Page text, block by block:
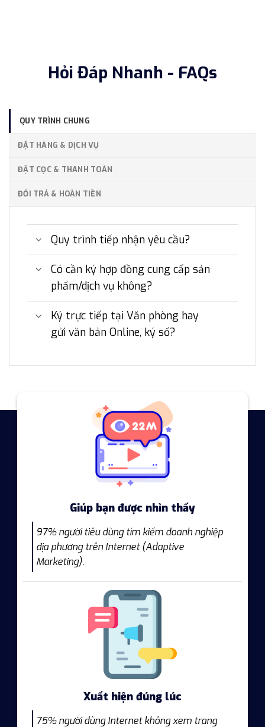
Hỏi Đáp Nhanh - FAQs
QUY TRÌNH CHUNG
ĐẶT HÀNG & DỊCH VỤ
ĐẶT CỌC & THANH TOÁN
ĐỔI TRẢ & HOÀN TIỀN
Quy trình tiếp nhận yêu cầu?
Có cần ký hợp đồng cung cấp sản
phẩm/dịch vụ không?
Ký trực tiếp tại Văn phòng hay
gửi văn bản Online, ký số?
Giúp bạn được nhìn thấy
97% người tiêu dùng tìm kiếm doanh nghiệp
địa phương trên Internet (Adaptive
Marketing).
Xuất hiện đúng lúc
75% người dùng Internet không xem trang